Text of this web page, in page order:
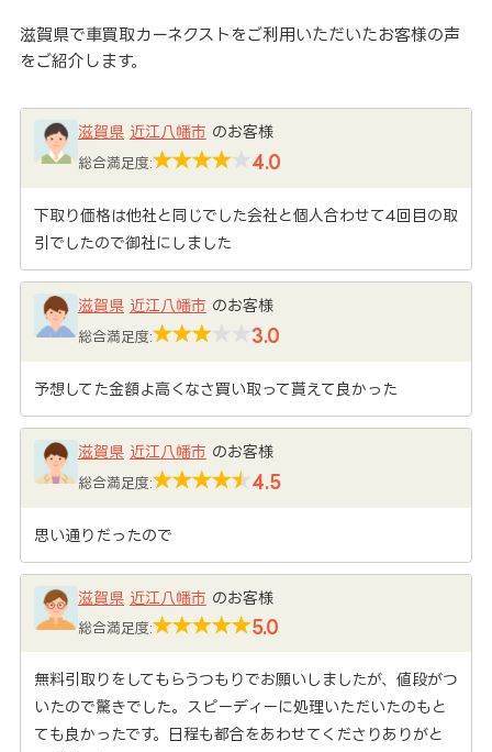
滋賀県で車買取カーネクストをご利用いただいたお客様の声
をご紹介します。
滋賀県 近江八幡市 のお客様
総合満足度: 4.0
下取り価格は他社と同じでした会社と個人合わせて4回目の取
引でしたので御社にしました
滋賀県 近江八幡市 のお客様
総合満足度: 3.0
予想してた金額よ高くなさ買い取って貰えて良かった
滋賀県 近江八幡市 のお客様
総合満足度: 4.5
思い通りだったので
滋賀県 近江八幡市 のお客様
総合満足度: 5.0
無料引取りをしてもらうつもりでお願いしましたが、値段がつ
いたので驚きでした。スピーディーに処理いただいたのもと
ても良かったです。日程も都合をあわせてくださりありがと